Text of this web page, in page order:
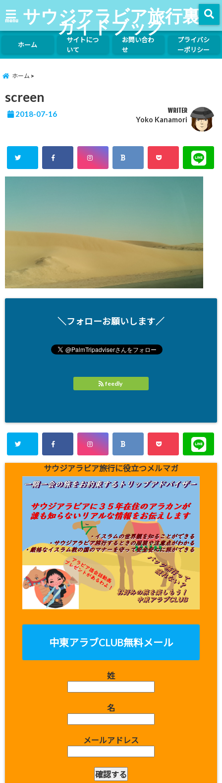
menu サウジアラビア旅行裏
ガイドブック
ホーム
サイトにつ
いて
お問い合わ
せ
プライバシ
ーポリシー
ホーム
screen
2018-07-16 WRITER
Yoko Kanamori
＼フォローお願いします／
feedly
サウジアラビア旅行に役立つメルマガ
中東アラブCLUB無料メール
姓
名
メールアドレス